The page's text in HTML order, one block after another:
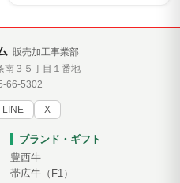
販売加工事業部
南３５丁目１番地
66-5302
LINE X
ブランド・ギフト
豊西牛
帯広牛（F1）